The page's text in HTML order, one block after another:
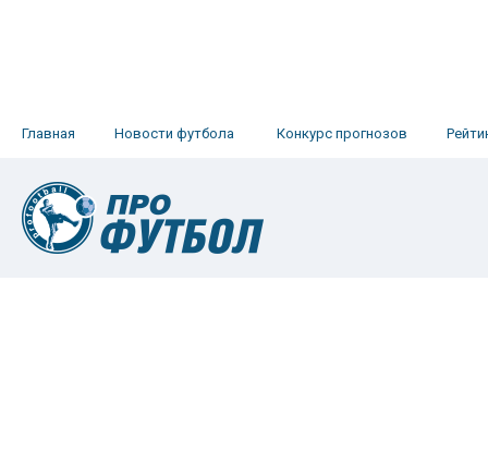
Главная Новости футбола Конкурс прогнозов